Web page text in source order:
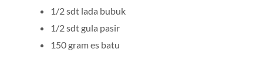
1/2 sdt lada bubuk
1/2 sdt gula pasir
150 gram es batu